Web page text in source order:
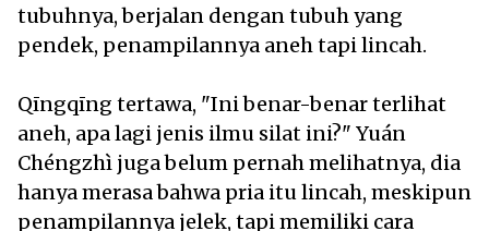
tubuhnya, berjalan dengan tubuh yang
pendek, penampilannya aneh tapi lincah.
Qīngqīng tertawa, "Ini benar-benar terlihat
aneh, apa lagi jenis ilmu silat ini?" Yuán
Chéngzhì juga belum pernah melihatnya, dia
hanya merasa bahwa pria itu lincah, meskipun
penampilannya jelek, tapi memiliki cara